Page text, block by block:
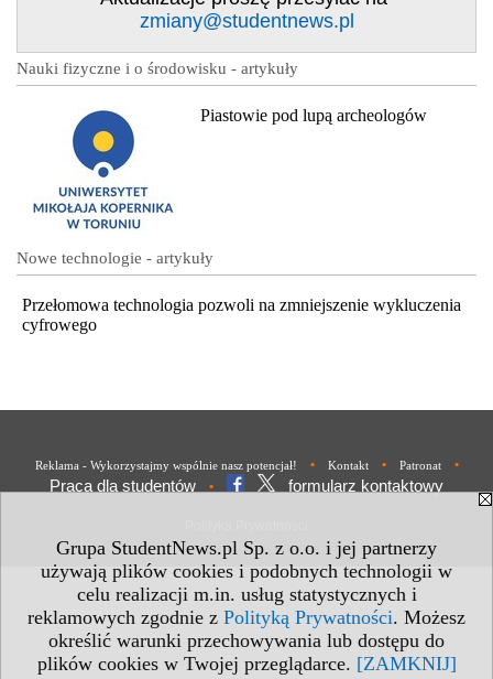
Grupa StudentNews.pl Sp. z o.o. i jej partnerzy
używają plików cookies i podobnych technologii w
celu realizacji m.in. usług statystycznych i
reklamowych zgodnie z Polityką Prywatności. Możesz
określić warunki przechowywania lub dostępu do
plików cookies w Twojej przeglądarce. [ZAMKNIJ]
zmiany@studentnews.pl
Nauki fizyczne i o środowisku - artykuły
Piastowie pod lupą archeologów
Nowe technologie - artykuły
Przełomowa technologia pozwoli na zmniejszenie wykluczenia
cyfrowego
Reklama - Wykorzystajmy wspólnie nasz potencjał! • Kontakt • Patronat •
Praca dla studentów • formularz kontaktowy